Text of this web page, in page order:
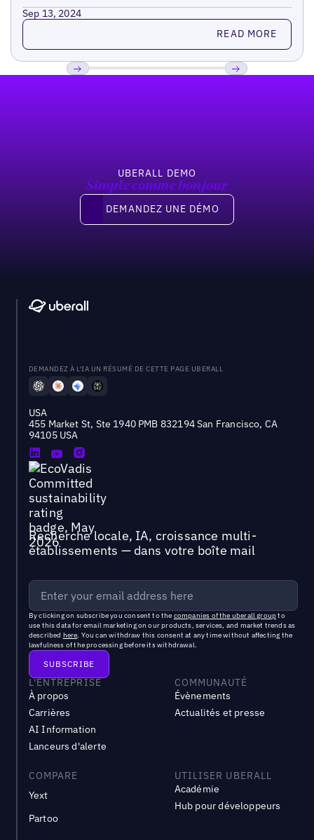
Sep 13, 2024
Read more READ MORE
UBERALL DEMO
Simple comme bonjour
Demandez une démo
DEMANDEZ UNE DÉMO
DEMANDEZ À L'IA UN RÉSUMÉ DE CETTE PAGE UBERALL
USA
455 Market St, Ste 1940 PMB 832194 San Francisco, CA
94105 USA
Recherche locale, IA, croissance multi-
établissements — dans votre boîte mail
By clicking on subscribe you consent to the companies of the uberall groupto
use this data for email marketing on our products, services, and market trends as
described here. You can withdraw this consent at any time without affecting the
lawfulness of the processing before its withdrawal.
L'ENTREPRISE
À propos
Carrières
AI Information
Lanceurs d'alerte
COMMUNAUTÉ
Évènements
Actualités et presse
COMPARE
Yext
Partoo
UTILISER UBERALL
Académie
Hub pour développeurs